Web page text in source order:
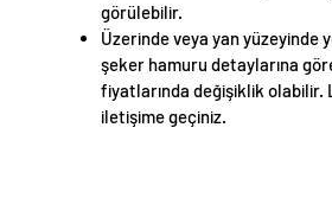
görülebilir.
Üzerinde veya yan yüzeyinde
şeker hamuru detaylarına
fiyatlarında değişiklik olabilir.
iletişime geçiniz.